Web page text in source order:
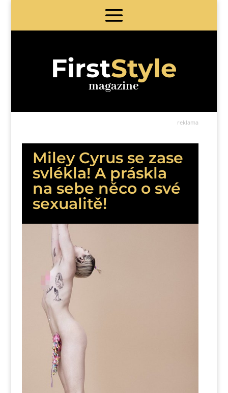
FirstStyle
magazine
reklama
Miley Cyrus se zase
svlékla! A práskla
na sebe něco o své
sexualitě!